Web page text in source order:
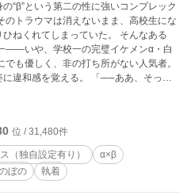
“β”という第二の性に強いコンプレック
のトラウマは消えないまま、高校生にな
れてしまっていた。 そんなある
——いや、学校一の完璧イケメンα・白
でも優しく、非の打ち所がない人気者。
を覚える。 「──ああ、そっ
一言で崩れた“完璧な王
粋な恋愛物語。 ※ムーンライト
中
位 / 31,480件
（独自設定有り）
α×β
ぼの 執着